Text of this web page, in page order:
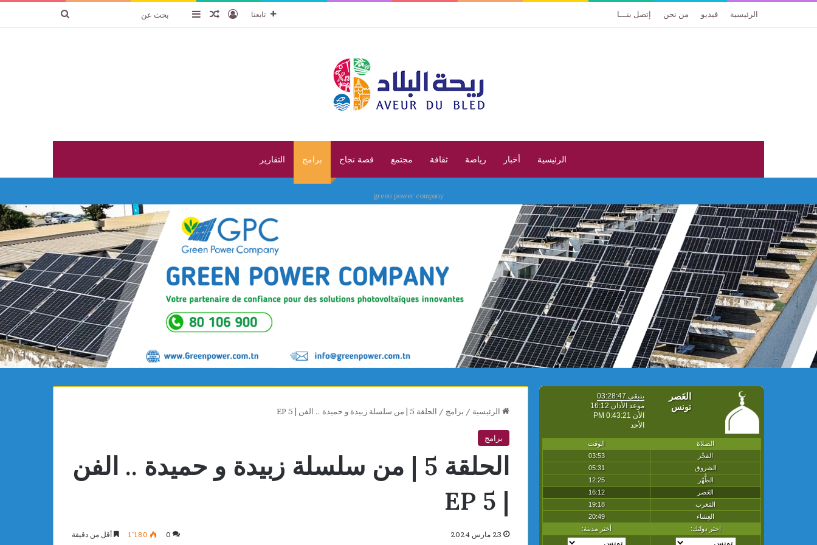
الرئيسية فيديو من نحن إتصل بنـــا تابعنا تسجيل الدخول
عنصر عشوائي
إضافة عمود جانبي
بحث
الرئيسية أخبار رياضة ثقافة مجتمع قصة نجاح برامج التقارير
green power company
الرئيسية / برامج / الحلقة 5 | من سلسلة زبيدة و حميدة .. الفن | EP 5
برامج
الحلقة 5 | من سلسلة زبيدة و حميدة .. الفن
| EP 5
23 مارس 2024 0 1٬180 أقل من دقيقة